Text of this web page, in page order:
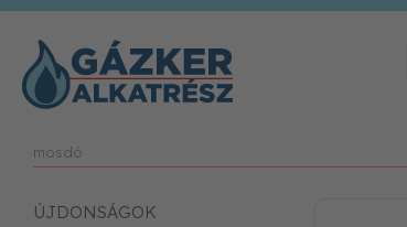
mosdó
ÚJDONSÁGOK